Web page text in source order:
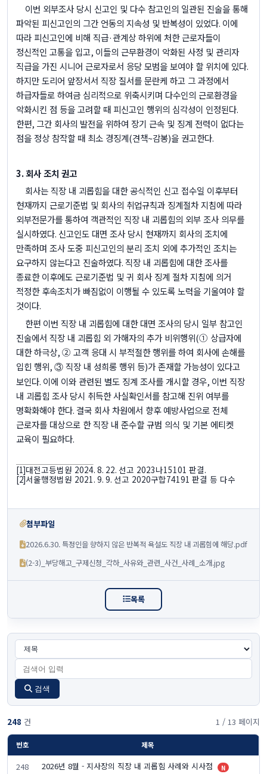
이번 외부조사 당시 신고인 및 다수 참고인의 일관된 진술을 통해
파악된 피신고인의 그간 언동의 지속성 및 반복성이 있었다. 이에
따라 피신고인에 비해 직급·관계상 하위에 처한 근로자들이
정신적인 고통을 입고, 이들의 근무환경이 악화된 사정 및 관리자
직급을 가진 시니어 근로자로서 응당 모범을 보여야 할 위치에 있다.
하지만 도리어 앞장서서 직장 질서를 문란케 하고 그 과정에서
하급자들로 하여금 심리적으로 위축시키며 다수인의 근로환경을
악화시킨 점 등을 고려할 때 피신고인 행위의 심각성이 인정된다.
한편, 그간 회사의 발전을 위하여 장기 근속 및 징계 전력이 없다는
점을 정상 참작할 때 최소 경징계(견책~감봉)을 권고한다.
3.회사 조치 권고
회사는 직장 내 괴롭힘을 대한 공식적인 신고 접수일 이후부터
현재까지 근로기준법 및 회사의 취업규칙과 징계절차 지침에 따라
외부전문가를 통하여 객관적인 직장 내 괴롭힘의 외부 조사 의무를
실시하였다. 신고인도 대면 조사 당시 현재까지 회사의 조치에
만족하며 조사 도중 피신고인의 분리 조치 외에 추가적인 조치는
요구하지 않는다고 진술하였다.직장 내 괴롭힘에 대한 조사를
종료한 이후에도 근로기준법 및 귀 회사 징계 절차 지침에 의거
적정한 후속조치가 빠짐없이 이행될 수 있도록 노력을 기울여야 할
것이다.
한편 이번 직장 내 괴롭힘에 대한 대면 조사의 당시 일부 참고인
진술에서 직장 내 괴롭힘 외 가해자의 추가 비위행위(① 상급자에
대한 하극상,② 고객 응대 시 부적절한 행위를 하여 회사에 손해를
입힌 행위,③ 직장 내 성희롱 행위 등)가 존재할 가능성이 있다고
보인다. 이에 이와 관련된 별도 징계 조사를 개시할 경우, 이번 직장
내 괴롭힘 조사 당시 취득한 사실확인서를 참고해 진위 여부를
명확화해야 한다. 결국 회사 차원에서 향후 예방사업으로 전체
근로자를 대상으로 한 직장 내 준수할 규범 의식 및 기본 에티켓
교육이 필요하다.
[1]대전고등법원 2024. 8. 22. 선고 2023나15101판결.
[2]서울행정법원 2021. 9. 9. 선고 2020구합74191판결 등 다수
첨부파일
2026.6.30. 특정인을 향하지 않은 반복적 욕설도 직장 내 괴롭힘에 해당.pdf
(2-3)_부당해고_구제신청_각하_사유와_관련_사건_사례_소개.jpg
목록
검색
248 건 1 / 13 페이지
번호 제목
248 2026년 8월 - 지사장의 직장 내 괴롭힘 사례와 시사점 N